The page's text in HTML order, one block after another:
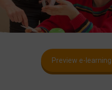
Preview e-learning